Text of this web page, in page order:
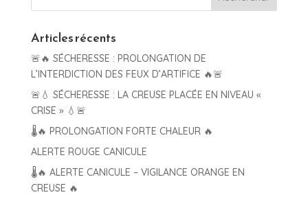
Articles récents
🚨🔥 SÉCHERESSE : PROLONGATION DE
L’INTERDICTION DES FEUX D’ARTIFICE 🔥🚨
🚨💧 SÉCHERESSE : LA CREUSE PLACÉE EN NIVEAU «
CRISE » 💧🚨
🌡️🔥 PROLONGATION FORTE CHALEUR 🔥
ALERTE ROUGE CANICULE
🌡️🔥 ALERTE CANICULE – VIGILANCE ORANGE EN
CREUSE 🔥